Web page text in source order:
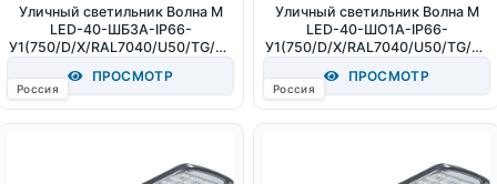
Уличный светильник Волна M
LED-40-ШБ3А-IP66-
У1(750/D/X/RAL7040/U50/TG/PR
5000К IP66
ПРОСМОТР
Россия
Уличный светильник Волна M
LED-40-ШО1А-IP66-
У1(750/D/X/RAL7040/U50/TG/PR
5000К IP66
ПРОСМОТР
Россия